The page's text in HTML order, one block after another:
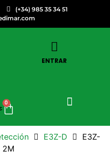
(+34) 985 35 34 51
ENTRAR
0
E3Z-D
E3Z-
2M